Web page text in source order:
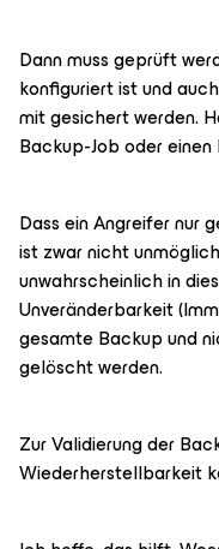
Dann muss geprüft
konfiguriert ist und
mit gesichert werden.
Backup-Job oder
Dass ein Angreifer nur
ist zwar nicht
unwahrscheinlich in
Unveränderbarkeit
gesamte Backup und
gelöscht werden.
Zur Validierung der
Wiederherstellbarkeit